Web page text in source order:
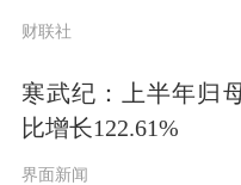
财联社
寒武纪：上半年归
比增长122.61%
界面新闻